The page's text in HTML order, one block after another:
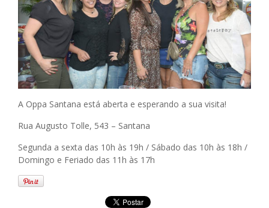
A Oppa Santana está aberta e esperando a sua visita!
Rua Augusto Tolle, 543 – Santana
Segunda a sexta das 10h às 19h / Sábado das 10h às 18h /
Domingo e Feriado das 11h às 17h